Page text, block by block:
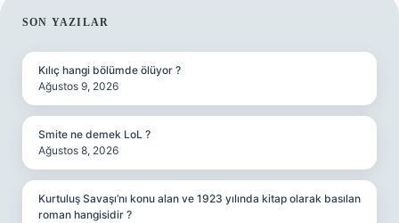
SIDEBAR
SON YAZILAR
Kılıç hangi bölümde ölüyor ?
Ağustos 9, 2026
Smite ne demek LoL ?
Ağustos 8, 2026
Kurtuluş Savaşı’nı konu alan ve 1923 yılında kitap olarak basılan
roman hangisidir ?